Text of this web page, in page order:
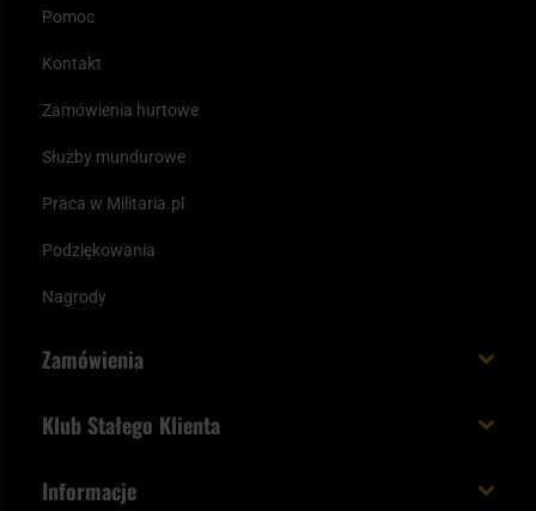
Pomoc
Kontakt
Zamówienia hurtowe
Służby mundurowe
Praca w Militaria.pl
Podziękowania
Nagrody
Zamówienia
Paczka w weekend
Klub Stałego Klienta
Informacje